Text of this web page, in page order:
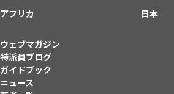
アフリカ
日本
ウェブマガジン
特派員ブログ
ガイドブック
ニュース